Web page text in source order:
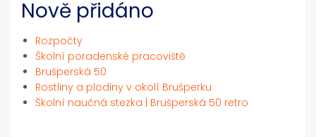
Nově přidáno
Rozpočty
Školní poradenské pracoviště
Brušperská 50
Rostliny a plodiny v okolí Brušperku
Školní naučná stezka | Brušperská 50 retro